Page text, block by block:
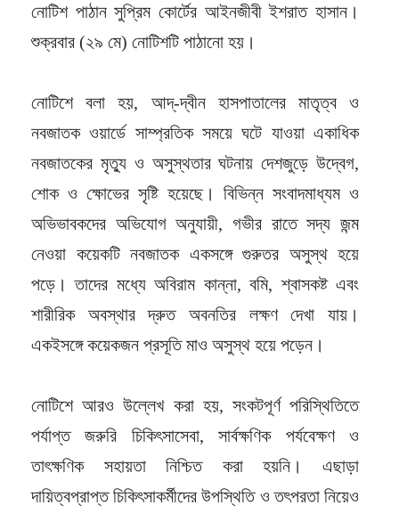
নোটিশ পাঠান সুপ্রিম কোর্টের আইনজীবী ইশরাত হাসান।
শুক্রবার (২৯ মে) নোটিশটি পাঠানো হয়।
নোটিশে বলা হয়, আদ্-দ্বীন হাসপাতালের মাতৃত্ব ও
নবজাতক ওয়ার্ডে সাম্প্রতিক সময়ে ঘটে যাওয়া একাধিক
নবজাতকের মৃত্যু ও অসুস্থতার ঘটনায় দেশজুড়ে উদ্বেগ,
শোক ও ক্ষোভের সৃষ্টি হয়েছে। বিভিন্ন সংবাদমাধ্যম ও
অভিভাবকদের অভিযোগ অনুযায়ী, গভীর রাতে সদ্য জন্ম
নেওয়া কয়েকটি নবজাতক একসঙ্গে গুরুতর অসুস্থ হয়ে
পড়ে। তাদের মধ্যে অবিরাম কান্না, বমি, শ্বাসকষ্ট এবং
শারীরিক অবস্থার দ্রুত অবনতির লক্ষণ দেখা যায়।
একইসঙ্গে কয়েকজন প্রসূতি মাও অসুস্থ হয়ে পড়েন।
নোটিশে আরও উল্লেখ করা হয়, সংকটপূর্ণ পরিস্থিতিতে
পর্যাপ্ত জরুরি চিকিৎসাসেবা, সার্বক্ষণিক পর্যবেক্ষণ ও
তাৎক্ষণিক সহায়তা নিশ্চিত করা হয়নি। এছাড়া
দায়িত্বপ্রাপ্ত চিকিৎসাকর্মীদের উপস্থিতি ও তৎপরতা নিয়েও